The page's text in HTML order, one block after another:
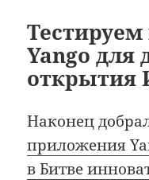
Yango для
открытия
Наконец
приложения
в Битве